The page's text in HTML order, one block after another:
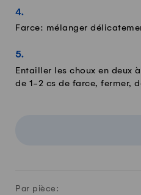
Farce: mélanger
Entailler les choux en deux
de 1-2 cs de farce, fermer,
Par pièce: